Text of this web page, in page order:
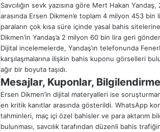
Savcılığın sevk yazısına göre Mert Hakan Yandaş,
arasında Ersen Dikmen’e toplam 4 milyon 453 bin
paraların çok kısa süre içinde yasal bahis sitelerine
Dikmen’in Yandaş’a 2 milyon 60 bin lira geri
Dijital incelemelerde, Yandaş’ın telefonunda
karşılaşmalarına ilişkin bahis kuponu görselleri
ağır bir boyuta taşıdı.
Mesajlar, Kuponlar,
Ersen Dikmen’in dijital materyalleri ise
en kritik kanıtlar arasında gösterildi. WhatsApp
tahminleri, maç içi özel bahisler ve para aktarım
bulunması, savcılık tarafından düzenli bahis